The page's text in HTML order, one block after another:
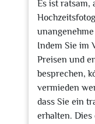
Es ist ratsam,
Indem Sie im
Preisen und
besprechen,
vermieden
dass Sie ein
erhalten.